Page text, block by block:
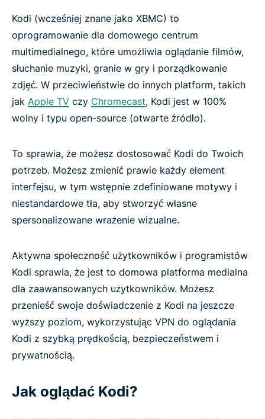
Kodi (wcześniej znane jako XBMC) to
oprogramowanie dla domowego centrum
multimedialnego, które umożliwia oglądanie filmów,
słuchanie muzyki, granie w gry i porządkowanie
zdjęć. W przeciwieństwie do innych platform, takich
jak Apple TV czy Chromecast, Kodi jest w 100%
wolny i typu open-source (otwarte źródło).
To sprawia, że możesz dostosować Kodi do Twoich
potrzeb. Możesz zmienić prawie każdy element
interfejsu, w tym wstępnie zdefiniowane motywy i
niestandardowe tła, aby stworzyć własne
spersonalizowane wrażenie wizualne.
Aktywna społeczność użytkowników i programistów
Kodi sprawia, że jest to domowa platforma medialna
dla zaawansowanych użytkowników. Możesz
przenieść swoje doświadczenie z Kodi na jeszcze
wyższy poziom, wykorzystując VPN do oglądania
Kodi z szybką prędkością, bezpieczeństwem i
prywatnością.
Jak oglądać Kodi?